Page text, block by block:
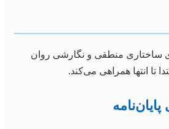
ساختاری منطقی و نگارشی روان
تا انتها همراهی می‌کند.